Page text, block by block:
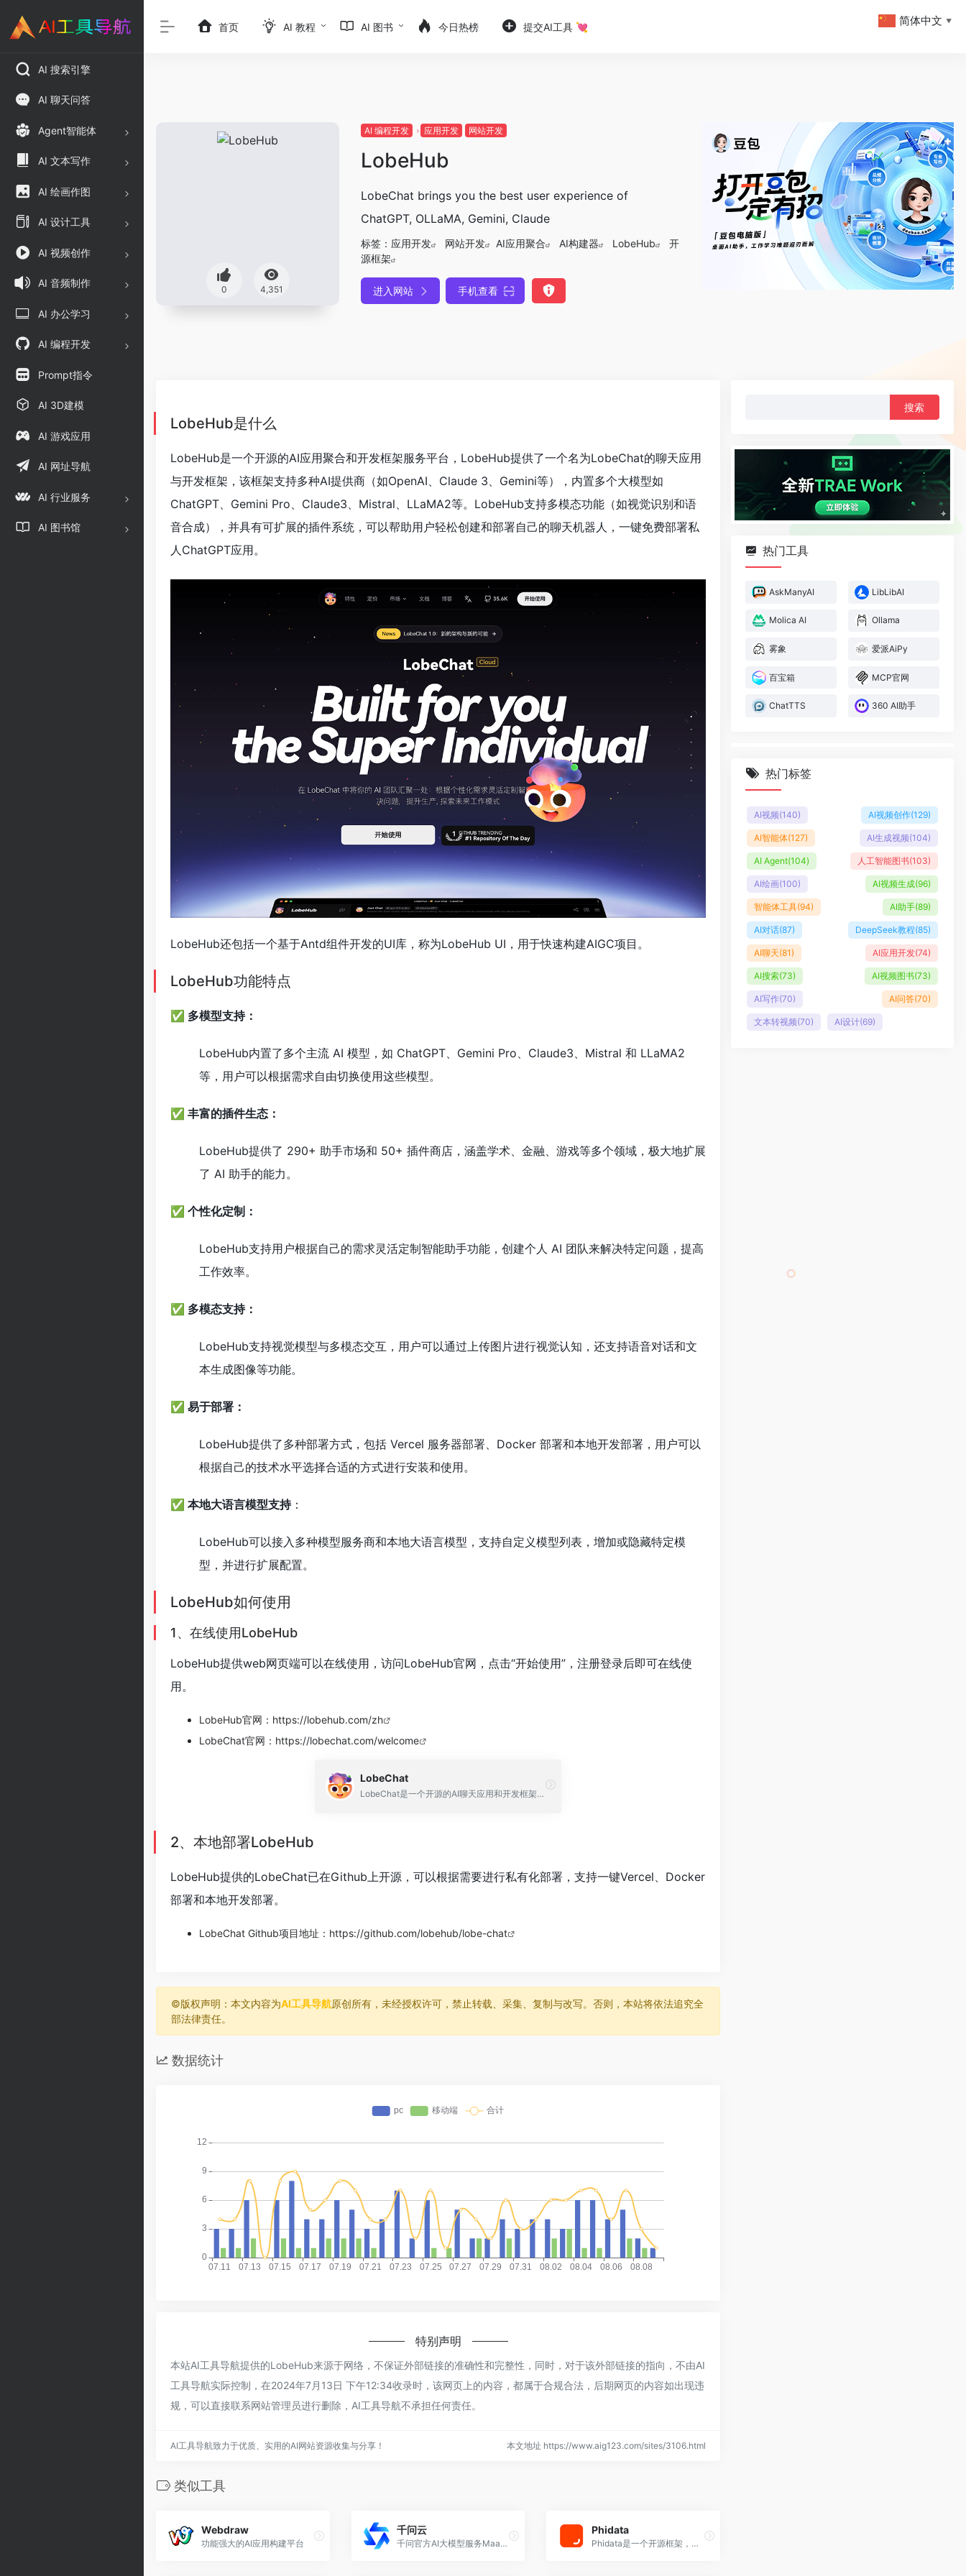
AI 搜索引擎
AI 聊天问答
Agent智能体
AI 文本写作
AI 绘画作图
AI 设计工具
AI 视频创作
AI 音频制作
AI 办公学习
AI 编程开发
Prompt指令
AI 3D建模
AI 游戏应用
AI 网址导航
AI 行业服务
AI 图书馆
首页 AI 教程 AI 图书 今日热榜 提交AI工具 💘
0 4,351
AI 编程开发 应用开发 网站开发
LobeHub
LobeChat brings you the best user experience of
ChatGPT, OLLaMA, Gemini, Claude
标签： 应用开发 网站开发 AI应用聚合 AI构建器 LobeHub
开
源框架
进入网站 手机查看
LobeHub是什么
LobeHub是一个开源的AI应用聚合和开发框架服务平台，LobeHub提供了一个名为LobeChat的聊天应用
与开发框架，该框架支持多种AI提供商（如OpenAI、Claude 3、Gemini等），内置多个大模型如
ChatGPT、Gemini Pro、Claude3、Mistral、LLaMA2等。LobeHub支持多模态功能（如视觉识别和语
音合成），并具有可扩展的插件系统，可以帮助用户轻松创建和部署自己的聊天机器人，一键免费部署私
人ChatGPT应用。
LobeHub还包括一个基于Antd组件开发的UI库，称为LobeHub UI，用于快速构建AIGC项目。
LobeHub功能特点
✅ 多模型支持：
LobeHub内置了多个主流 AI 模型，如 ChatGPT、Gemini Pro、Claude3、Mistral 和 LLaMA2
等，用户可以根据需求自由切换使用这些模型。
✅ 丰富的插件生态：
LobeHub提供了 290+ 助手市场和 50+ 插件商店，涵盖学术、金融、游戏等多个领域，极大地扩展
了 AI 助手的能力。
✅ 个性化定制：
LobeHub支持用户根据自己的需求灵活定制智能助手功能，创建个人 AI 团队来解决特定问题，提高
工作效率。
✅ 多模态支持：
LobeHub支持视觉模型与多模态交互，用户可以通过上传图片进行视觉认知，还支持语音对话和文
本生成图像等功能。
✅ 易于部署：
LobeHub提供了多种部署方式，包括 Vercel 服务器部署、Docker 部署和本地开发部署，用户可以
根据自己的技术水平选择合适的方式进行安装和使用。
✅ 本地大语言模型支持：
LobeHub可以接入多种模型服务商和本地大语言模型，支持自定义模型列表，增加或隐藏特定模
型，并进行扩展配置。
LobeHub如何使用
1、在线使用LobeHub
LobeHub提供web网页端可以在线使用，访问LobeHub官网，点击“开始使用”，注册登录后即可在线使
用。
LobeHub官网： https://lobehub.com/zh
LobeChat官网： https://lobechat.com/welcome
LobeChat
LobeChat是一个开源的AI聊天应用和开发框架，提供ChatGPT、Gemini、Claude等多个大语言模型
2、本地部署LobeHub
LobeHub提供的LobeChat已在Github上开源，可以根据需要进行私有化部署，支持一键Vercel、Docker
部署和本地开发部署。
LobeChat Github项目地址： https://github.com/lobehub/lobe-chat
©️版权声明：本文内容为AI工具导航原创所有，未经授权许可，禁止转载、采集、复制与改写。否则，本站将依法追究全
部法律责任。
数据统计
特别声明
本站AI工具导航提供的LobeHub来源于网络，不保证外部链接的准确性和完整性，同时，对于该外部链接的指向，不由AI
工具导航实际控制，在2024年7月13日 下午12:34收录时，该网页上的内容，都属于合规合法，后期网页的内容如出现违
规，可以直接联系网站管理员进行删除，AI工具导航不承担任何责任。
AI工具导航致力于优质、实用的AI网站资源收集与分享！ 本文地址 https://www.aig123.com/sites/3106.html
类似工具
Webdraw
功能强大的AI应用构建平台
千问云
千问官方AI大模型服务MaaS平台，提供全模态AI大模型、 Skills &amp; CLI 工具链及AI原生应用开发
Phidata
Phidata是一个开源框架，可以快速构建和部署AI智能体应用
热门工具
AskManyAI LibLibAI
Molica AI Ollama
雾象 爱派AiPy
百宝箱 MCP官网
ChatTTS 360 AI助手
热门标签
AI视频(140) AI视频创作(129)
AI智能体(127) AI生成视频(104)
AI Agent(104) 人工智能图书(103)
AI绘画(100) AI视频生成(96)
智能体工具(94) AI助手(89)
AI对话(87) DeepSeek教程(85)
AI聊天(81) AI应用开发(74)
AI搜索(73) AI视频图书(73)
AI写作(70) AI问答(70)
文本转视频(70) AI设计(69)
简体中文 ▼